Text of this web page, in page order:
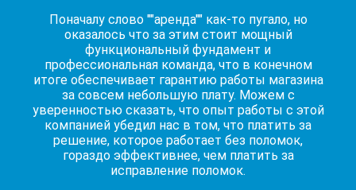
Поначалу слово ""аренда"" как-то пугало, но
оказалось что за этим стоит мощный
функциональный фундамент и
профессиональная команда, что в конечном
итоге обеспечивает гарантию работы магазина
за совсем небольшую плату. Можем с
уверенностью сказать, что опыт работы с этой
компанией убедил нас в том, что платить за
решение, которое работает без поломок,
гораздо эффективнее, чем платить за
исправление поломок.